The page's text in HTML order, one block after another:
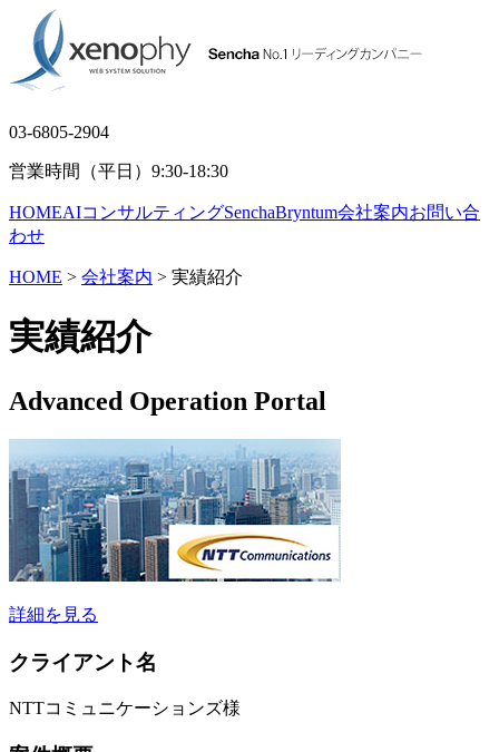
03-6805-2904
営業時間（平日）9:30-18:30
HOMEAIコンサルティングSenchaBryntum会社案内お問い合
わせ
HOME > 会社案内 > 実績紹介
実績紹介
Advanced Operation Portal
詳細を見る
クライアント名
NTTコミュニケーションズ様